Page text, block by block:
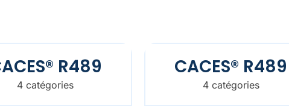
R489
4 catégories
CACES® R489
4 catégories